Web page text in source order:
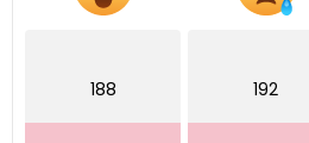
188 192